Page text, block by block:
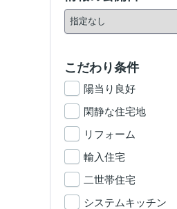
こだわり条件
陽当り良好
閑静な住宅地
リフォーム
輸入住宅
二世帯住宅
システムキッチン